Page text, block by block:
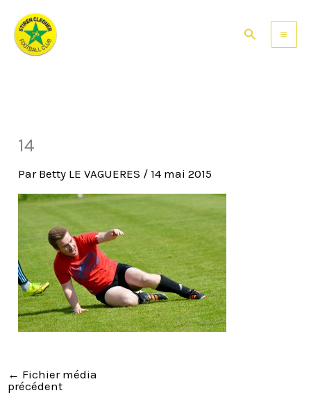
contenu
Rechercher
14
Par Betty LE VAGUERES / 14 mai 2015
← Fichier média
précédent